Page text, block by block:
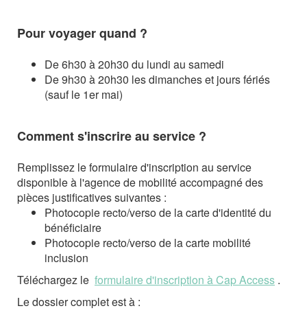
Pour voyager quand ?
De 6h30 à 20h30 du lundi au samedi
De 9h30 à 20h30 les dimanches et jours fériés
(sauf le 1er mai)
Comment s'inscrire au service ?
Remplissez le formulaire d'inscription au service
disponible à l'agence de mobilitéaccompagné des
pièces justificatives suivantes :
Photocopie recto/verso de la carte d'identité du
bénéficiaire
Photocopie recto/verso de la carte mobilité
inclusion
Téléchargez le formulaire d'inscription à Cap Access .
Le dossier complet est à :